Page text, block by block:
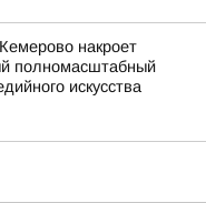
накроет
полномасштабный
искусства